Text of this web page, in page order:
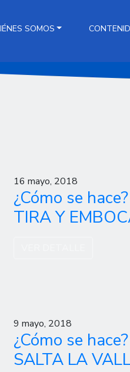
SOMOS
16 mayo, 2018
¿Cómo se
TIRA Y
9 mayo, 2018
¿Cómo se
SALTA LA